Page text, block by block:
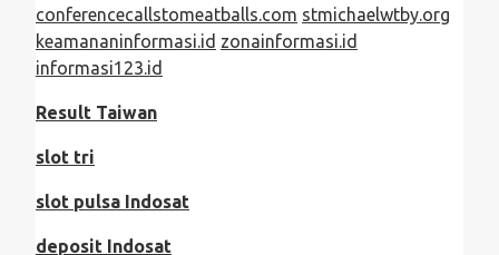
conferencecallstomeatballs.com stmichaelwtby.org
keamananinformasi.id zonainformasi.id
informasi123.id
Result Taiwan
slot tri
slot pulsa Indosat
deposit Indosat